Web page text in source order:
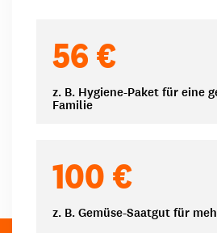
56 €
z. B. Hygiene-Paket für eine
Familie
100 €
z. B. Gemüse-Saatgut für